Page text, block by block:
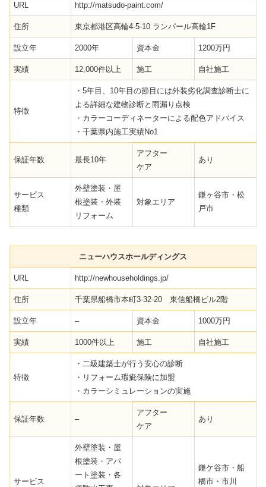
URL http://matsudo-paint.com/
住所 東京都港区高輪4-5-10 ランパール高輪1F
設立年 2000年 資本金 1200万円
実績 12,000件以上 施工 自社施工
特徴
・5年目、10年目の節目には外装劣化調査診断士に
よる詳細な建物診断と雨漏り点検
・カラーコーディネーターによる配色アドバイス
・千葉県内施工実績No1
保証年数 最長10年
アフター
ケア
あり
サービス
種類
外壁塗装・屋
根塗装・外装
リフォーム
対象エリア
鎌ヶ谷市・松
戸市
ニューハウスホールディングス
URL http://newhouseholdings.jp/
住所 千葉県船橋市本町3-32-20 東信船橋ビル2階
設立年 – 資本金 1000万円
実績 1000件以上 施工 自社施工
特徴
・二級建築士が行う安心の診断
・リフォーム瑕疵保険に加盟
・カラーシミュレーションの実施
保証年数 –
アフター
ケア
あり
サービス
外壁塗装・屋
根塗装・アパ
ート塗装・各
鎌ケ谷市・船
橋市・市川